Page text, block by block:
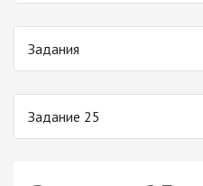
Задания
Задание 25